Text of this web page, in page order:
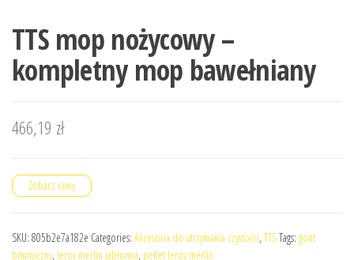
TTS mop nożycowy –
kompletny mop bawełniany
466,19 zł
Zobacz cenę
SKU: 805b2e7a182e Categories: Akcesoria do utrzymania czystości, TTSTags: gont
bitumiczny, leroy merlin jabłonna, pellet leroy merlin